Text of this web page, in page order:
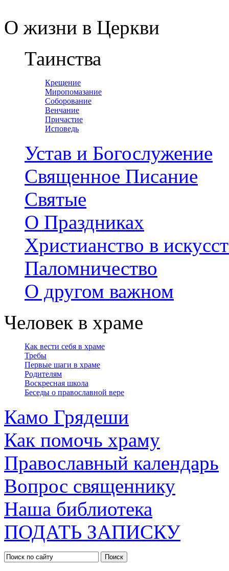
О жизни в Церкви
Таинства
Крещение
Миропомазание
Соборование
Венчание
Причастие
Исповедь
Устав и Богослужение
Священное Писание
Святые
О Праздниках
Христианство в
Паломничество
О другом важном
Человек в храме
Как вести себя в храме
Требы
Первые шаги в храме
Родителям
Воскресная школа
Беседы о православной вере
Камо Грядеши
Как помочь храму
Православный календарь
Вопрос священнику
Наша библиотека
ПОДАТЬ ЗАПИСКУ